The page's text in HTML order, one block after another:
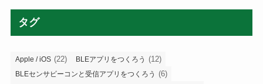
タグ
Apple / iOS (22) BLEアプリをつくろう (12)
BLEセンサビーコンと受信アプリをつくろう (6)